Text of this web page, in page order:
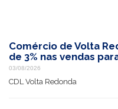
Comércio de Volta
de 3% nas vendas
03/08/2026
CDL Volta Redonda